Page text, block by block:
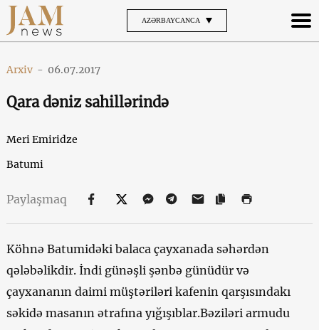
AZƏRBAYCANCA
Arxiv - 06.07.2017
Qara dəniz sahillərində
Meri Emiridze
Batumi
Paylaşmaq
Köhnə Batumidəki balaca çayxanada səhərdən
qələbəlikdir. İndi günəşli şənbə günüdür və
çayxananın daimi müştəriləri kafenin qarşısındakı
səkidə masanın ətrafına yığışıblar.Bəziləri armudu